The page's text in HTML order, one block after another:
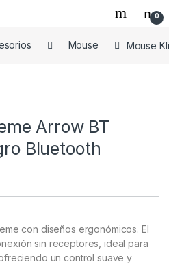
0
Mouse Mouse
Arrow BT
Bluetooth
con diseños ergonómicos. El
sin receptores, ideal para
un control suave y